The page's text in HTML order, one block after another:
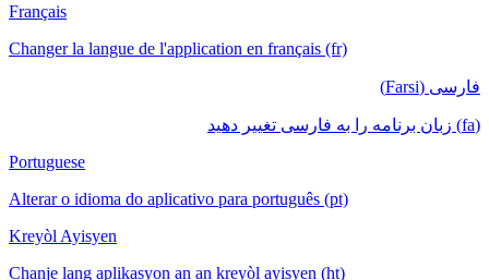
Français
Changer la langue de l'application en français (fr)
فارسی (Farsi)
(fa) زبان برنامه را به فارسی تغییر دهید
Portuguese
Alterar o idioma do aplicativo para português (pt)
Kreyòl Ayisyen
Chanje lang aplikasyon an an kreyòl ayisyen (ht)